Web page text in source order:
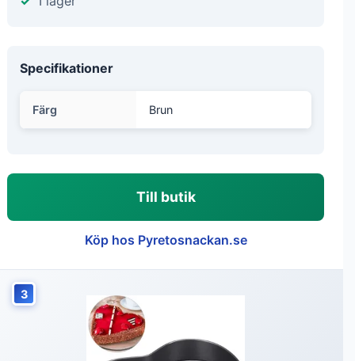
Specifikationer
Färg Brun
Till butik
Köp hos Pyretosnackan.se
3